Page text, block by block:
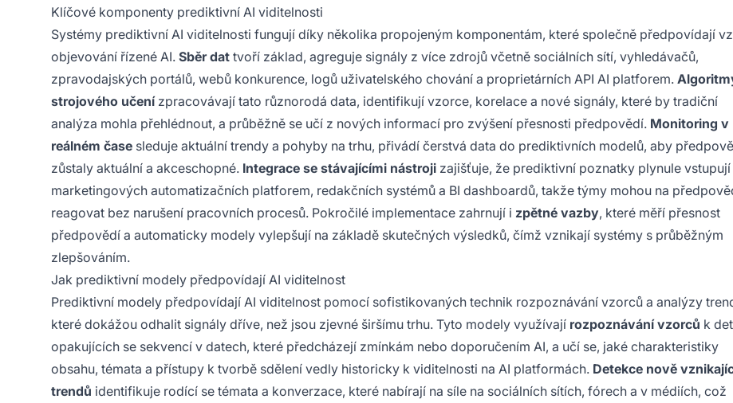
Klíčové komponenty prediktivní AI viditelnosti
Systémy prediktivní AI viditelnosti fungují díky několika propojeným komponentám, které společně předpovídají
objevování řízené AI. Sběr dat tvoří základ, agreguje signály z více zdrojů včetně sociálních sítí, vyhledávačů,
zpravodajských portálů, webů konkurence, logů uživatelského chování a proprietárních API AI platforem.
strojového učenízpracovávají tato různorodá data, identifikují vzorce, korelace a nové signály, které by tradiční
analýza mohla přehlédnout, a průběžně se učí z nových informací pro zvýšení přesnosti předpovědí. Monitoring v
reálném čase sleduje aktuální trendy a pohyby na trhu, přivádí čerstvá data do prediktivních modelů, aby
zůstaly aktuální a akceschopné. Integrace se stávajícími nástroji zajišťuje, že prediktivní poznatky plynule vstupují
marketingových automatizačních platforem, redakčních systémů a BI dashboardů, takže týmy mohou na
reagovat bez narušení pracovních procesů. Pokročilé implementace zahrnují i zpětné vazby, které měří přesnost
předpovědí a automaticky modely vylepšují na základě skutečných výsledků, čímž vznikají systémy s průběžným
zlepšováním.
Jak prediktivní modely předpovídají AI viditelnost
Prediktivní modely předpovídají AI viditelnost pomocí sofistikovaných technik rozpoznávání vzorců a analýzy
které dokážou odhalit signály dříve, než jsou zjevné širšímu trhu. Tyto modely využívají rozpoznávání vzorců k
opakujících se sekvencí v datech, které předcházejí zmínkám nebo doporučením AI, a učí se, jaké charakteristiky
obsahu, témata a přístupy k tvorbě sdělení vedly historicky k viditelnosti na AI platformách. Detekce nově
trendů identifikuje rodící se témata a konverzace, které nabírají na síle na sociálních sítích, fórech a v médiích, což